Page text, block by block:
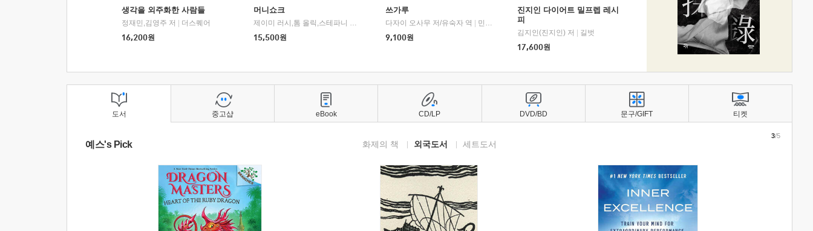
생각을 외주화한 사람들
정재민,김영주 저
더스퀘어
16,200원
머니쇼크
제이미 러시,톰 올릭,스테파니 플랜더스 편저/임경은 역/박정호 감수 |
교보문고
15,500원
쓰가루
다자이 오사무 저/유숙자 역
민음사
9,100원
진지인 다이어트 밀프렙 레시
피
김지인(진지인) 저
길벗
17,600원
도서
예스's Pick 화제의 책 외국도서 세트도서
3/5
중고샵 eBook CD/LP DVD/BD 문구/GIFT 티켓